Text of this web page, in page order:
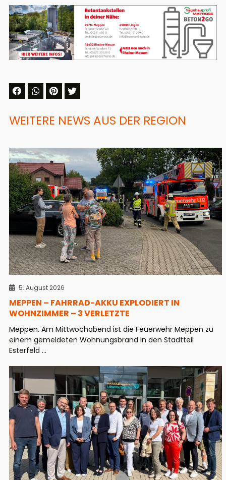
WEITERE NEWS AUS DER REGION
5. August 2026
MEPPEN – FAHRRAD-AKKU EXPLODIERT IN
WOHNZIMMER – 3 VERLETZTE
Meppen. Am Mittwochabend ist die Feuerwehr Meppen zu
einem gemeldeten Wohnungsbrand in den Stadtteil
Esterfeld ...